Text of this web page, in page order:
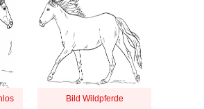
Bild Wildpferde